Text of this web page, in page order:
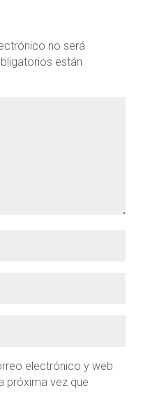
no será
están
electrónico y web
próxima vez que